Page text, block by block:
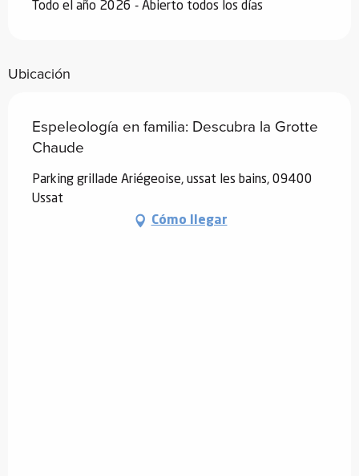
Todo el año 2026 - Abierto todos los días
Ubicación
Espeleología en familia: Descubra la Grotte
Chaude
Parking grillade Ariégeoise, ussat les bains, 09400
Ussat
Cómo llegar